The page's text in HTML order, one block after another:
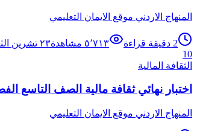
المنهاج الاردني موقع الايمان التعليمي
2 دقيقة قراءة ٥٬٧١٣ مشاهدة٢٣ تشرين الثاني ٢٠٢٥
10
الثقافة المالية
اختبار نهائي ثقافة مالية الصف التاسع
المنهاج الاردني موقع الايمان التعليمي